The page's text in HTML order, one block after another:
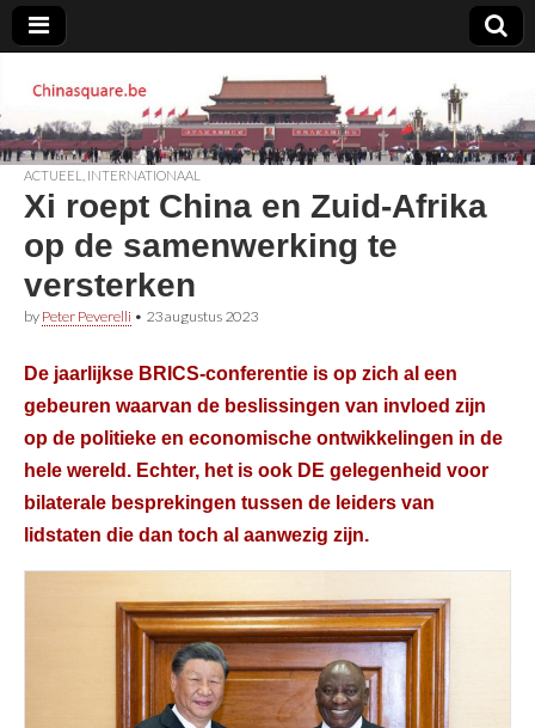
Chinasquare.be
ACTUEEL INTERNATIONAAL
Xi roept China en Zuid-Afrika
op de samenwerking te
versterken
by Peter Peverelli • 23 augustus 2023
De jaarlijkse BRICS-conferentie is op zich al een
gebeuren waarvan de beslissingen van invloed zijn
op de politieke en economische ontwikkelingen in de
hele wereld. Echter, het is ook DE gelegenheid voor
bilaterale besprekingen tussen de leiders van
lidstaten die dan toch al aanwezig zijn.